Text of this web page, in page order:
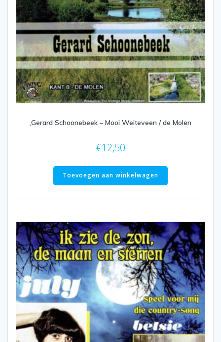
,Gerard Schoonebeek – Mooi Weiteveen / de Molen
€12,50
Toevoegen aan winkelwagen